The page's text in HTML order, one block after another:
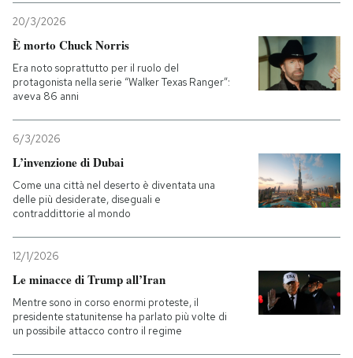
20/3/2026
È morto Chuck Norris
Era noto soprattutto per il ruolo del
protagonista nella serie “Walker Texas Ranger”:
aveva 86 anni
6/3/2026
L’invenzione di Dubai
Come una città nel deserto è diventata una
delle più desiderate, diseguali e
contraddittorie al mondo
12/1/2026
Le minacce di Trump all’Iran
Mentre sono in corso enormi proteste, il
presidente statunitense ha parlato più volte di
un possibile attacco contro il regime